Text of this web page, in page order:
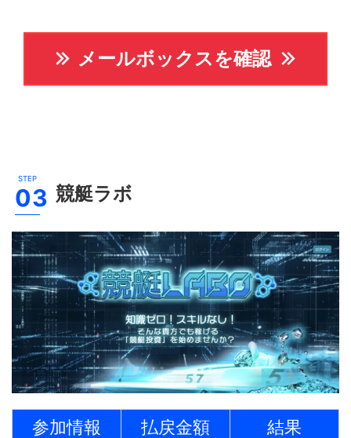
メールボックスを確認
競艇ラボ
参加情報 払戻金額 結果